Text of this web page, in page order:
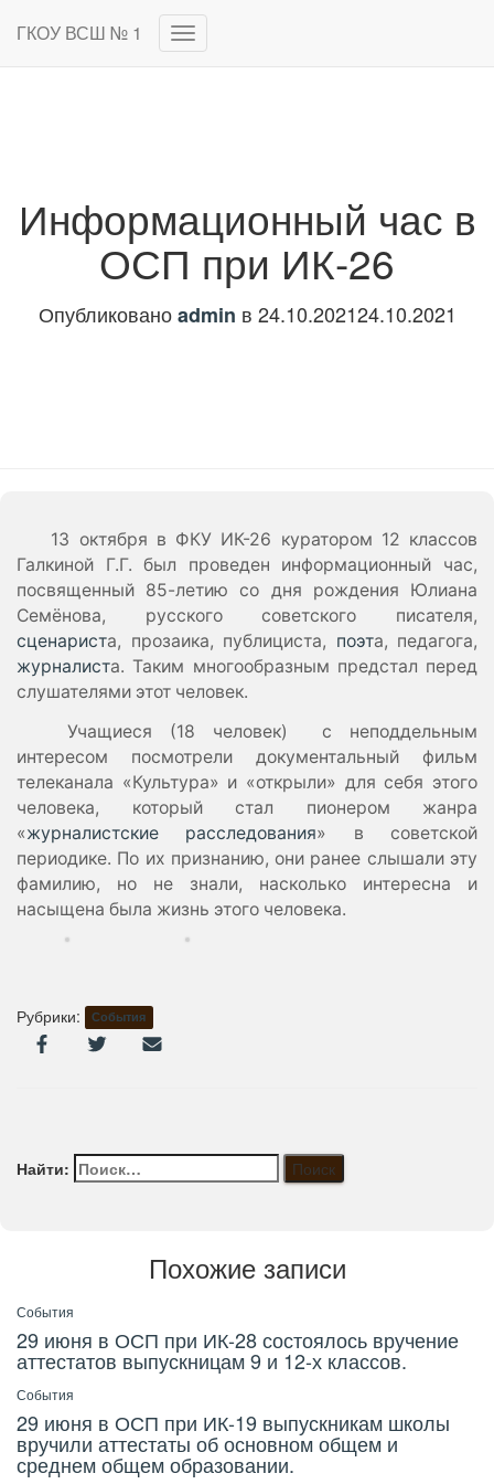
ГКОУ ВСШ № 1
Переключить
навигацию
Информационный час в
ОСП при ИК-26
Опубликованоadmin в 24.10.202124.10.2021
13 октября в ФКУ ИК-26 куратором 12 классов
Галкиной Г.Г. был проведен информационный час,
посвященный 85-летию со дня рождения Юлиана
Семёнова, русского советского писателя,
сценариста, прозаика, публициста, поэта, педагога,
журналиста. Таким многообразным предстал перед
слушателями этот человек.
Учащиеся (18 человек) с неподдельным
интересом посмотрели документальный фильм
телеканала «Культура» и «открыли» для себя этого
человека, который стал пионером жанра
«журналистские расследования» в советской
периодике. По их признанию, они ранее слышали эту
фамилию, но не знали, насколько интересна и
насыщена была жизнь этого человека.
Рубрики: События
Найти:
Похожие записи
События
29 июня в ОСП при ИК-28 состоялось вручение
аттестатов выпускницам 9 и 12-х классов.
События
29 июня в ОСП при ИК-19 выпускникам школы
вручили аттестаты об основном общем и
среднем общем образовании.